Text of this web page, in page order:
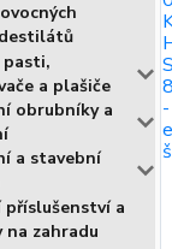
pasti,
a plašiče
obrubníky a
a stavební
a
na zahradu